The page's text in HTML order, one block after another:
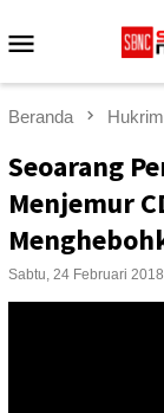
ke
Beranda Hukrim
Seoarang
Menjemur
Sabtu, 24 Februari